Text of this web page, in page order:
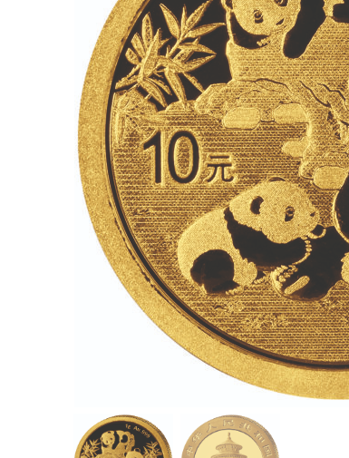
für Barren und Blister
Münzkapseln
Münzkoffer
Münzboxen
Münzständer
Lupen
für Banknoten
Handschuhe
Prüfgeräte / -säuren
Reinigung
Sonstiges